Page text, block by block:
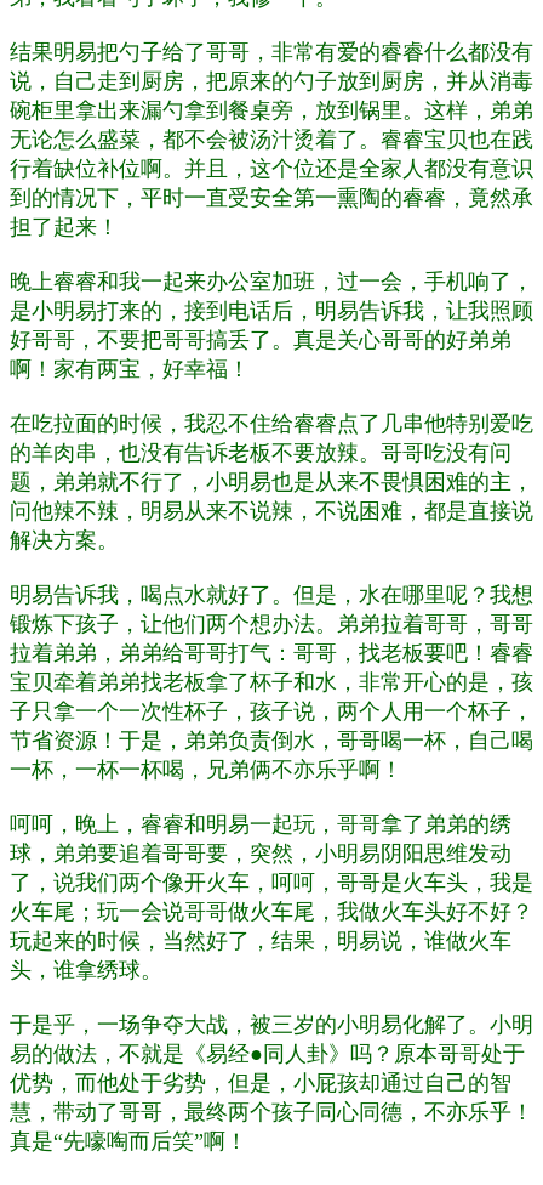
结果明易把勺子给了哥哥，非常有爱的睿睿什么都没有
说，自己走到厨房，把原来的勺子放到厨房，并从消毒
碗柜里拿出来漏勺拿到餐桌旁，放到锅里。这样，弟弟
无论怎么盛菜，都不会被汤汁烫着了。睿睿宝贝也在践
行着缺位补位啊。并且，这个位还是全家人都没有意识
到的情况下，平时一直受安全第一熏陶的睿睿，竟然承
担了起来！
晚上睿睿和我一起来办公室加班，过一会，手机响了，
是小明易打来的，接到电话后，明易告诉我，让我照顾
好哥哥，不要把哥哥搞丢了。真是关心哥哥的好弟弟
啊！家有两宝，好幸福！
在吃拉面的时候，我忍不住给睿睿点了几串他特别爱吃
的羊肉串，也没有告诉老板不要放辣。哥哥吃没有问
题，弟弟就不行了，小明易也是从来不畏惧困难的主，
问他辣不辣，明易从来不说辣，不说困难，都是直接说
解决方案。
明易告诉我，喝点水就好了。但是，水在哪里呢？我想
锻炼下孩子，让他们两个想办法。弟弟拉着哥哥，哥哥
拉着弟弟，弟弟给哥哥打气：哥哥，找老板要吧！睿睿
宝贝牵着弟弟找老板拿了杯子和水，非常开心的是，孩
子只拿一个一次性杯子，孩子说，两个人用一个杯子，
节省资源！于是，弟弟负责倒水，哥哥喝一杯，自己喝
一杯，一杯一杯喝，兄弟俩不亦乐乎啊！
呵呵，晚上，睿睿和明易一起玩，哥哥拿了弟弟的绣
球，弟弟要追着哥哥要，突然，小明易阴阳思维发动
了，说我们两个像开火车，呵呵，哥哥是火车头，我是
火车尾；玩一会说哥哥做火车尾，我做火车头好不好？
玩起来的时候，当然好了，结果，明易说，谁做火车
头，谁拿绣球。
于是乎，一场争夺大战，被三岁的小明易化解了。小明
易的做法，不就是《易经●同人卦》吗？原本哥哥处于
优势，而他处于劣势，但是，小屁孩却通过自己的智
慧，带动了哥哥，最终两个孩子同心同德，不亦乐乎！
真是“先嚎啕而后笑”啊！